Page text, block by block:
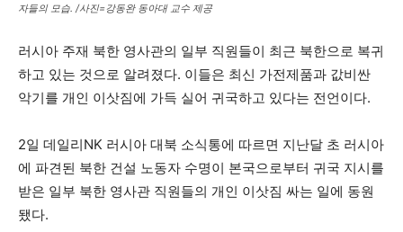
자들의 모습. /사진=강동완 동아대 교수 제공
러시아 주재 북한 영사관의 일부 직원들이 최근 북한으로 복귀
하고 있는 것으로 알려졌다. 이들은 최신 가전제품과 값비싼
악기를 개인 이삿짐에 가득 실어 귀국하고 있다는 전언이다.
2일 데일리NK 러시아 대북 소식통에 따르면 지난달 초 러시아
에 파견된 북한 건설 노동자 수명이 본국으로부터 귀국 지시를
받은 일부 북한 영사관 직원들의 개인 이삿짐 싸는 일에 동원
됐다.